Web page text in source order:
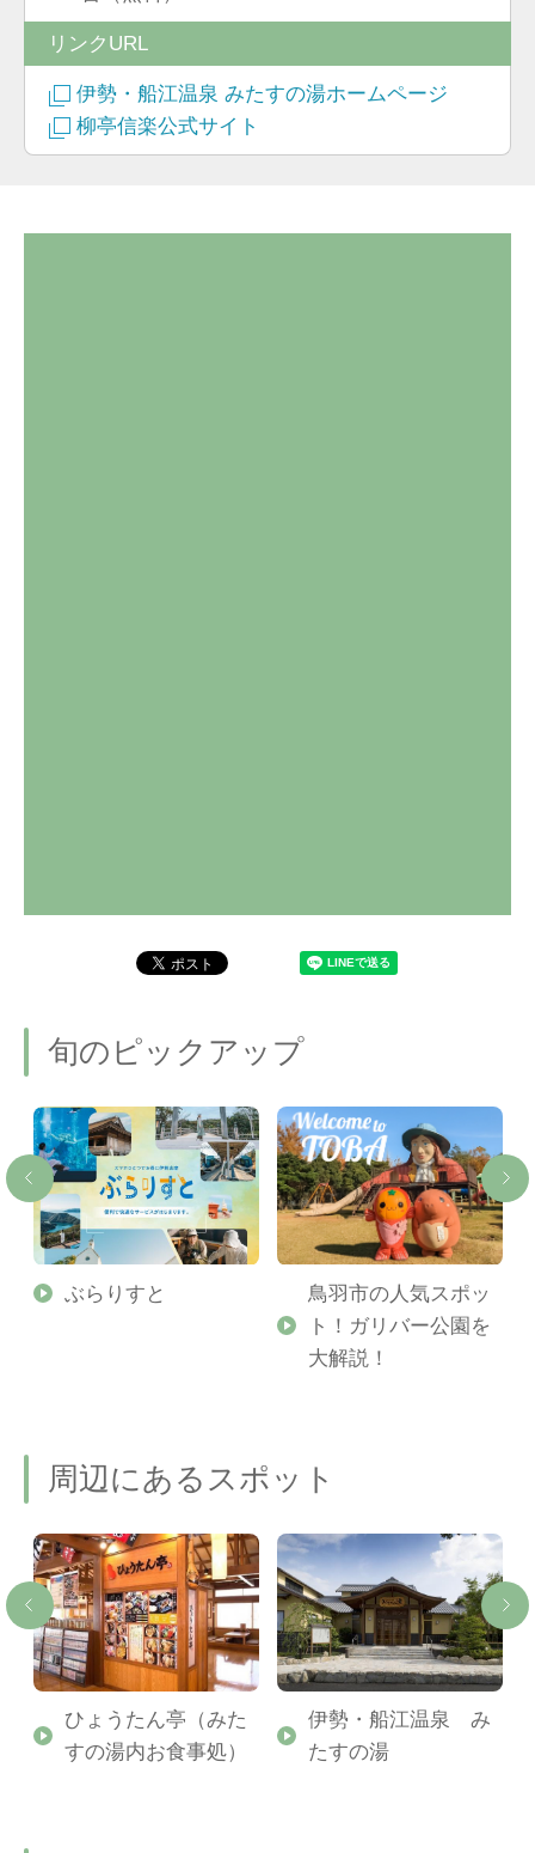
リンクURL
伊勢・船江温泉 みたすの湯ホームページ
柳亭信楽公式サイト
旬のピックアップ
ぶらりすと
鳥羽市の人気スポッ
ト！ガリバー公園を
大解説！
周辺にあるスポット
ひょうたん亭（みた
すの湯内お食事処）
伊勢・船江温泉 み
たすの湯